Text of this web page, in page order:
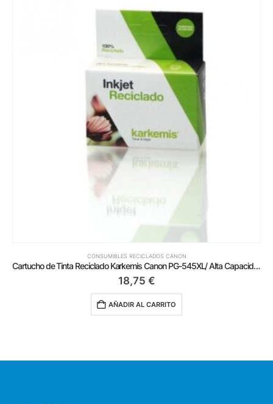
CONSUMIBLES RECICLADOS CANON
Cartucho de Tinta Reciclado Karkemis Canon PG-545XL/ Alta Capacidad/ Negro
18,75 €
AÑADIR AL CARRITO